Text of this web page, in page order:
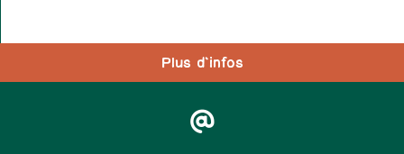
Plus d'infos